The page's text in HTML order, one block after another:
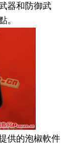
器和防御武
。
供的泡椒軟件